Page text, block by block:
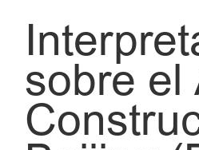
sobre el